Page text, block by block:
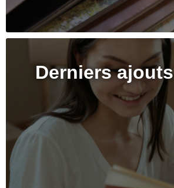
Derniers ajouts